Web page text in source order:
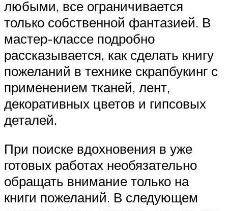
любыми, все ограничивается
только собственной фантазией. В
мастер-классе подробно
рассказывается, как сделать книгу
пожеланий в технике скрапбукинг с
применением тканей, лент,
декоративных цветов и гипсовых
деталей.
При поиске вдохновения в уже
готовых работах необязательно
обращать внимание только на
книги пожеланий. В следующем